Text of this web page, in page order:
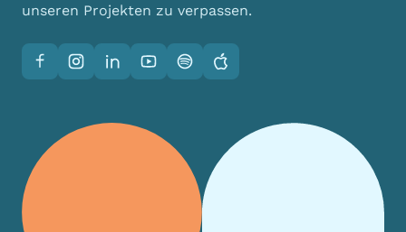
unseren Projekten zu verpassen.
FacebookInstagramLinkedInYouTubeSpotifyApple